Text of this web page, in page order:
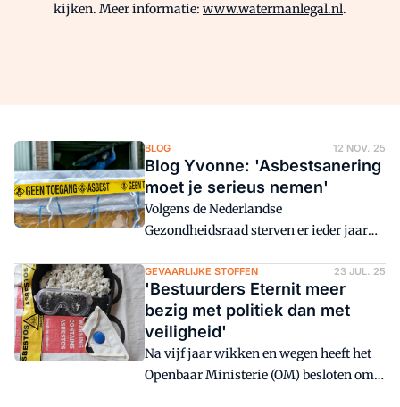
kijken. Meer informatie: www.watermanlegal.nl.
BLOG 12 NOV. 25
Blog Yvonne: 'Asbestsanering
moet je serieus nemen'
Volgens de Nederlandse
Gezondheidsraad sterven er ieder jaar
en asbestgerelateerde longkanker.
Volgens buitenlandse statistieken kan
dit cijfer voor ons land wel 4 keer zo
hoog liggen. Namelijk als daarin ook
andere vormen van asbestgerelateerde
kankers zijn inbegrepen die wij in onze
GEVAARLIJKE STOFFEN 23 JUL. 25
'Bestuurders Eternit meer
bezig met politiek dan met
veiligheid'
Na vijf jaar wikken en wegen heeft het
Openbaar Ministerie (OM) besloten om